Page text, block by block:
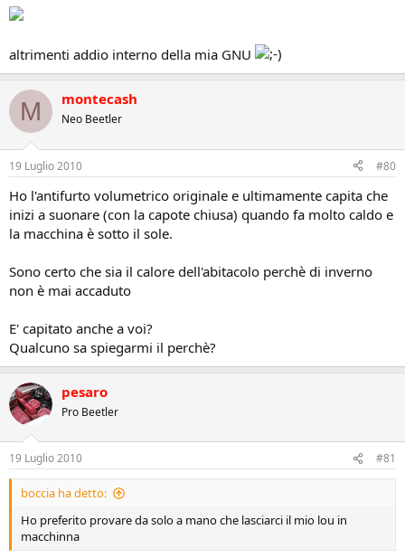
altrimenti addio interno della mia GNU
M montecash
Neo Beetler
19 Luglio 2010 #80
Ho l'antifurto volumetrico originale e ultimamente capita che
inizi a suonare (con la capote chiusa) quando fa molto caldo e
la macchina è sotto il sole.
Sono certo che sia il calore dell'abitacolo perchè di inverno
non è mai accaduto
E' capitato anche a voi?
Qualcuno sa spiegarmi il perchè?
pesaro
Pro Beetler
19 Luglio 2010 #81
boccia ha detto:
Ho preferito provare da solo a mano che lasciarci il mio lou in
macchinna